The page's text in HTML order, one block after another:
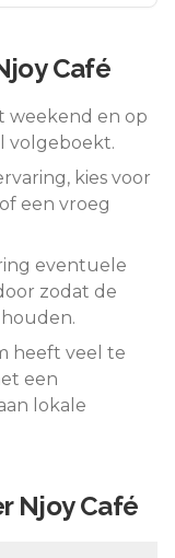
Café
weekend en op
volgeboekt.
kies voor
een vroeg
eventuele
zodat de
heeft veel te
een
lokale
Njoy Café